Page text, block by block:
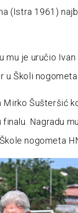
(Istra 1961)
mu je uručio Ivan
Školi nogometa
Mirko Šušteršić
Nagradu
nogometa